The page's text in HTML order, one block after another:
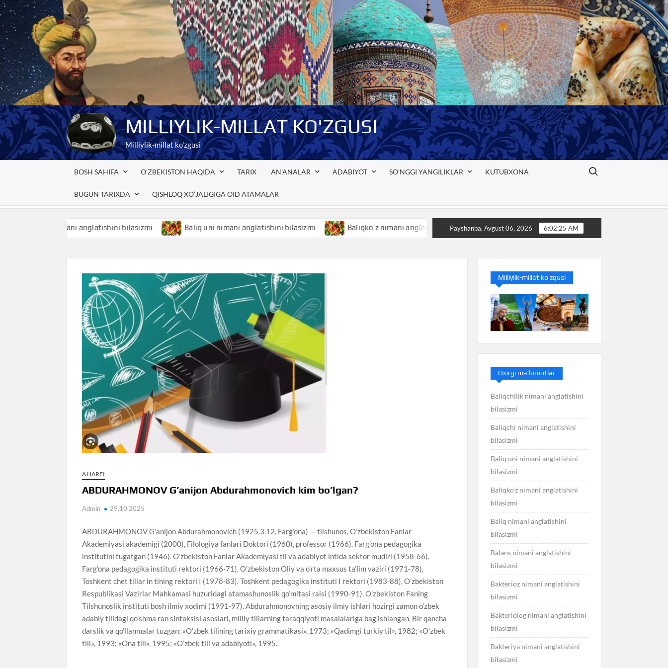
Skip
to
content
MILLIYLIK-MILLAT KO'ZGUSI
Milliylik-millat ko'zgusi
BOSH SAHIFA O’ZBEKISTON HAQIDA TARIX AN’ANALAR ADABIYOT SO’NGGI YANGILIKLAR KUTUBXONA
BUGUN TARIXDA QISHLOQ XO’JALIGIGA OID ATAMALAR
Search for:
nimani anglatishini bilasizmi Baliq uni nimani anglatishini bilasizmi Baliqko’z nimani anglatishini bilasizmi Baliq nimani anglatishini bilasizmi
Payshanba, Avgust 06, 2026 6:02:26 AM
A HARFI
ABDURAHMONOV G’anijon Abdurahmonovich kim bo’lgan?
Admin 29.10.2025
ABDURAHMONOV G’anijon Abdurahmonovich (1925.3.12, Farg’ona) — tilshunos, O’zbekiston Fanlar
Akademiyasi akademigi (2000), Filologiya fanlari Doktori (1960), professor (1966). Farg’ona pedagogika
institutini tugatgan (1946). O’zbekiston Fanlar Akademiyasi til va adabiyot intida sektor mudiri (1958-66).
Farg’ona pedagogika instituti rektori (1966-71), O’zbekiston Oliy va o’rta maxsus ta’lim vaziri (1971-78),
Toshkent chet tillar in tining rektori I (1978-83). Toshkent pedagogika instituti I rektori (1983-88), O’zbekiston
Respublikasi Vazirlar Mahkamasi huzuridagi atamashunoslik qo’mitasi raisi (1990-91), O’zbekiston Faning
Tilshunoslik instituti bosh ilmiy xodimi (1991-97). Abdurahmonovning asosiy ilmiy ishlari hozirgi zamon o’zbek
adabiy tilidagi qo’shma ran sintaksisi asoslari, milliy tillarning taraqqiyoti masalalariga bag’ishlangan. Bir qancha
darslik va qo’llanmalar tuzgan: «O’zbek tilining tarixiy grammatikasi», 1973; «Qadimgi turkiy til», 1982; «O’zbek
tili», 1993; «Ona tili», 1995; «O’zbek tili va adabiyoti», 1995.
Milliylik-millat ko’zgusi
Oxirgi ma’lumotlar
Baliqchilik nimani anglatishini
bilasizmi
Baliqchi nimani anglatishini
bilasizmi
Baliq uni nimani anglatishini
bilasizmi
Baliqko’z nimani anglatishini
bilasizmi
Baliq nimani anglatishini
bilasizmi
Balans nimani anglatishini
bilasizmi
Bakterioz nimani anglatishini
bilasizmi
Bakteriolog nimani anglatishini
bilasizmi
Bakteriya nimani anglatishini
bilasizmi